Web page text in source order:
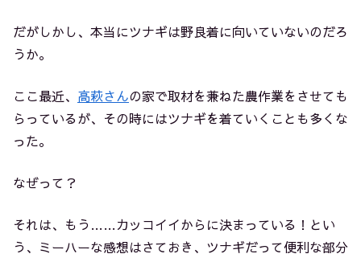
だがしかし、本当にツナギは野良着に向いていないのだろ
うか。
ここ最近、 高萩さんの家で取材を兼ねた農作業をさせても
らっているが、その時にはツナギを着ていくことも多くな
った。
なぜって？
それは、もう……カッコイイからに決まっている！とい
う、ミーハーな感想はさておき、ツナギだって便利な部分